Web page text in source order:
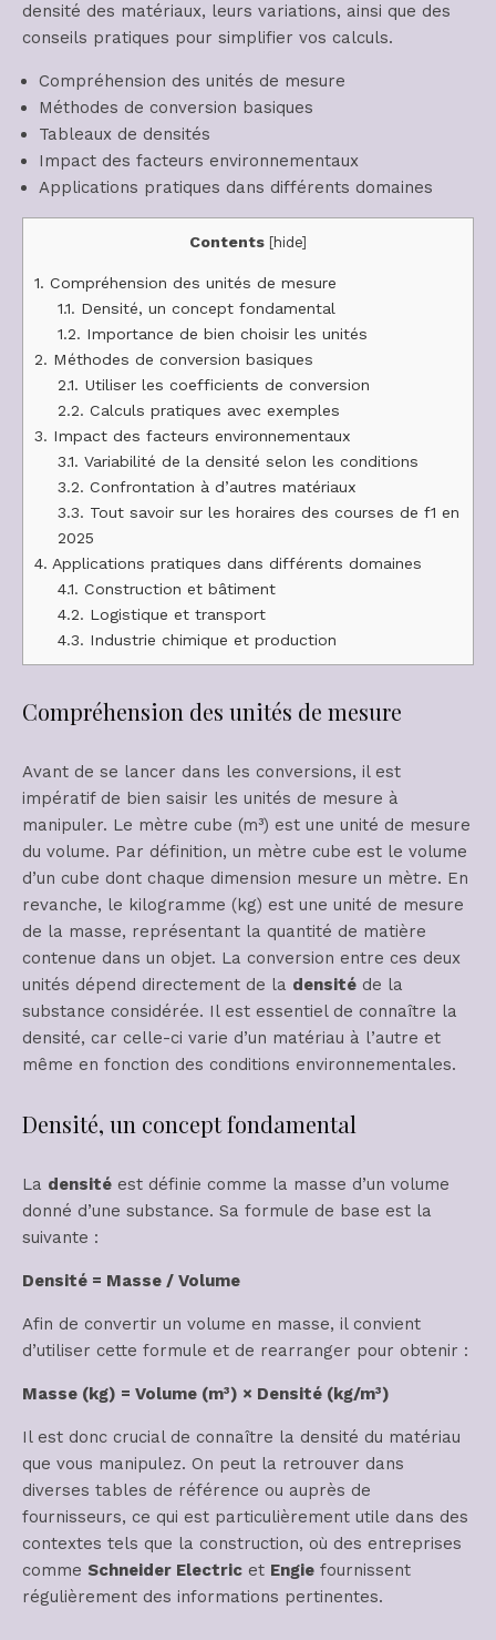
densité des matériaux, leurs variations, ainsi que des
conseils pratiques pour simplifier vos calculs.
Compréhension des unités de mesure
Méthodes de conversion basiques
Tableaux de densités
Impact des facteurs environnementaux
Applications pratiques dans différents domaines
Contents [hide]
1. Compréhension des unités de mesure
1.1. Densité, un concept fondamental
1.2. Importance de bien choisir les unités
2. Méthodes de conversion basiques
2.1. Utiliser les coefficients de conversion
2.2. Calculs pratiques avec exemples
3. Impact des facteurs environnementaux
3.1. Variabilité de la densité selon les conditions
3.2. Confrontation à d’autres matériaux
3.3. Tout savoir sur les horaires des courses de f1 en
2025
4. Applications pratiques dans différents domaines
4.1. Construction et bâtiment
4.2. Logistique et transport
4.3. Industrie chimique et production
Compréhension des unités de mesure
Avant de se lancer dans les conversions, il est
impératif de bien saisir les unités de mesure à
manipuler. Le mètre cube (m³) est une unité de mesure
du volume. Par définition, un mètre cube est le volume
d’un cube dont chaque dimension mesure un mètre. En
revanche, le kilogramme (kg) est une unité de mesure
de la masse, représentant la quantité de matière
contenue dans un objet. La conversion entre ces deux
unités dépend directement de la densité de la
substance considérée. Il est essentiel de connaître la
densité, car celle-ci varie d’un matériau à l’autre et
même en fonction des conditions environnementales.
Densité, un concept fondamental
La densité est définie comme la masse d’un volume
donné d’une substance. Sa formule de base est la
suivante :
Densité = Masse / Volume
Afin de convertir un volume en masse, il convient
d’utiliser cette formule et de rearranger pour obtenir :
Masse (kg) = Volume (m³) × Densité (kg/m³)
Il est donc crucial de connaître la densité du matériau
que vous manipulez. On peut la retrouver dans
diverses tables de référence ou auprès de
fournisseurs, ce qui est particulièrement utile dans des
contextes tels que la construction, où des entreprises
comme Schneider Electric et Engie fournissent
régulièrement des informations pertinentes.